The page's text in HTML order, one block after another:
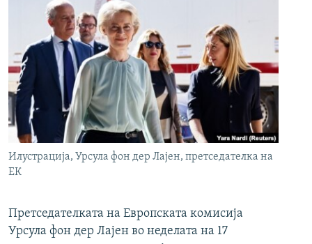
СЛЕДЕТЕ НЕ
РСЕ веб страници
Илустрација, Урсула фон дер Лајен, претседателка на
ЕК
Претседателката на Европската комисија
Урсула фон дер Лајен во неделата на 17